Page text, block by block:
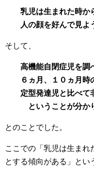
乳児は生まれた時か
人の顔を好んで見よう
そして、
高機能自閉症児を調べ
６ヵ月、１０ヵ月時の
定型発達児と比べて
ということが分かり
とのことでした。
ここでの「乳児は生まれ
とする傾向がある」とい